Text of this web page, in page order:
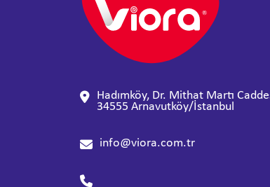
Hadımköy, Dr. Mithat Martı
34555 Arnavutköy/İstanbul
info@viora.com.tr